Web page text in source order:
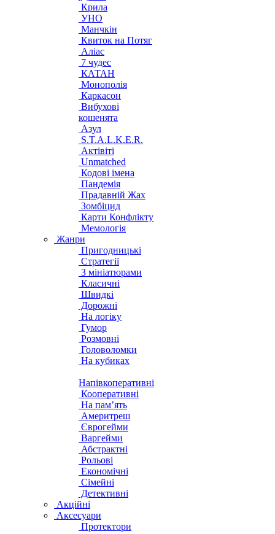
Крила
УНО
Манчкін
Квиток на Потяг
Аліас
7 чудес
КАТАН
Монополія
Каркасон
Вибухові
кошенята
Азул
S.T.A.L.K.E.R.
Актівіті
Unmatched
Кодові імена
Пандемія
Прадавній Жах
Зомбіцид
Карти Конфлікту
Мемологія
Жанри
Пригодницькі
Стратегії
З мініатюрами
Класичні
Швидкі
Дорожні
На логіку
Гумор
Розмовні
Головоломки
На кубиках
Напівкоперативні
Кооперативні
На пам’ять
Америтреш
Єврогейми
Варгейми
Абстрактні
Рольові
Економічні
Сімейні
Детективні
Акційні
Аксесуари
Протектори